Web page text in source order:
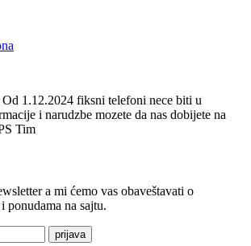
1.12.2024 fiksni telefoni nece biti u
i narudzbe mozete da nas dobijete na
Tim
a mi ćemo vas obaveštavati o
ponudama na sajtu.
prijava